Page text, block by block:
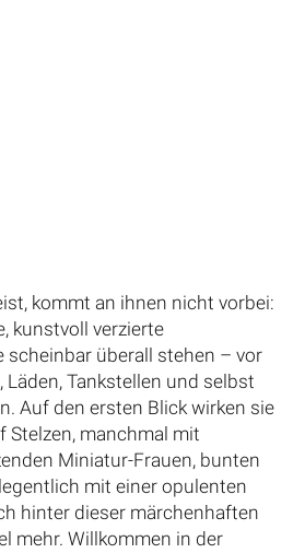
kommt an ihnen nicht vorbei:
kunstvoll verzierte
scheinbar überall stehen – vor
Tankstellen und selbst
Auf den ersten Blick wirken sie
Stelzen, manchmal mit
Miniatur-Frauen, bunten
mit einer opulenten
hinter dieser märchenhaften
mehr. Willkommen in der